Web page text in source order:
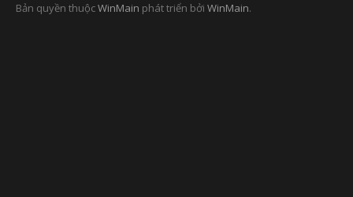
Bản quyền thuộcWinMain phát triển bởi WinMain.